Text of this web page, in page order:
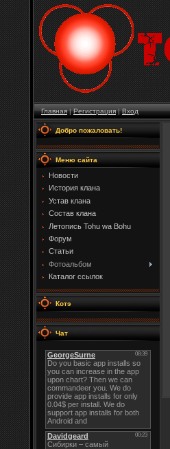
Главная|Регистрация|Вход
Добро пожаловать!
Меню сайта
Новости
История клана
Устав клана
Состав клана
Летопись Tohu wa Bohu
Форум
Статьи
Фотоальбом
Каталог ссылок
Котэ
Чат